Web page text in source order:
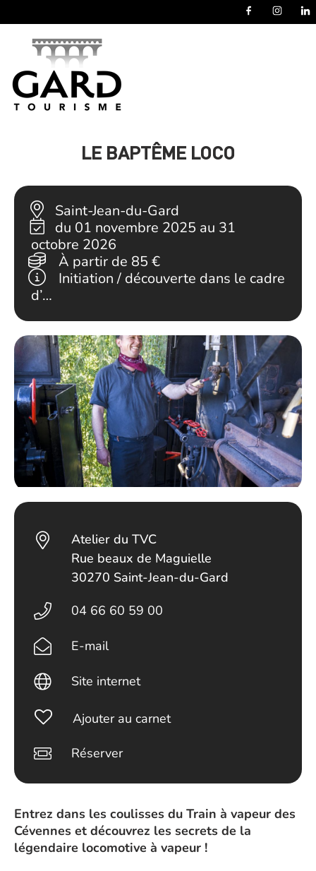
LE BAPTÊME LOCO
Saint-Jean-du-Gard
du 01 novembre 2025 au 31
octobre 2026
À partir de 85 €
Initiation / découverte dans le cadre
d’…
Entrez dans les coulisses du Train à vapeur des
Cévennes et découvrez les secrets de la
légendaire locomotive à vapeur !
Atelier du TVC
Rue beaux de Maguielle
30270 Saint-Jean-du-Gard
04 66 60 59 00
E-mail
Site internet
Ajouter au carnet
Réserver